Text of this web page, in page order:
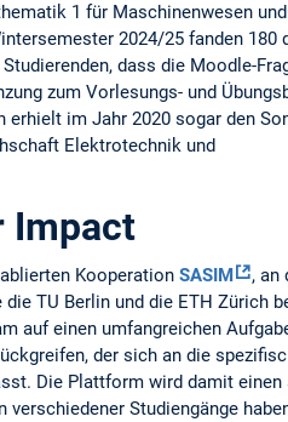
1 für Maschinenwesen und
2024/25 fanden 180
dass die Moodle-
zum Vorlesungs- und
erhielt im Jahr 2020 sogar den
Elektrotechnik und
Impact
Kooperation SASIM
, an
TU Berlin und die ETH Zürich
auf einen umfangreichen
der sich an die
Die Plattform wird damit
verschiedener Studiengänge